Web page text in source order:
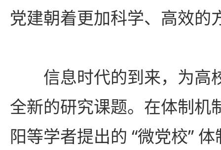
党建朝着更加科学、高效的
信息时代的到来，为高
全新的研究课题。在体制机
阳等学者提出的 “微党校”